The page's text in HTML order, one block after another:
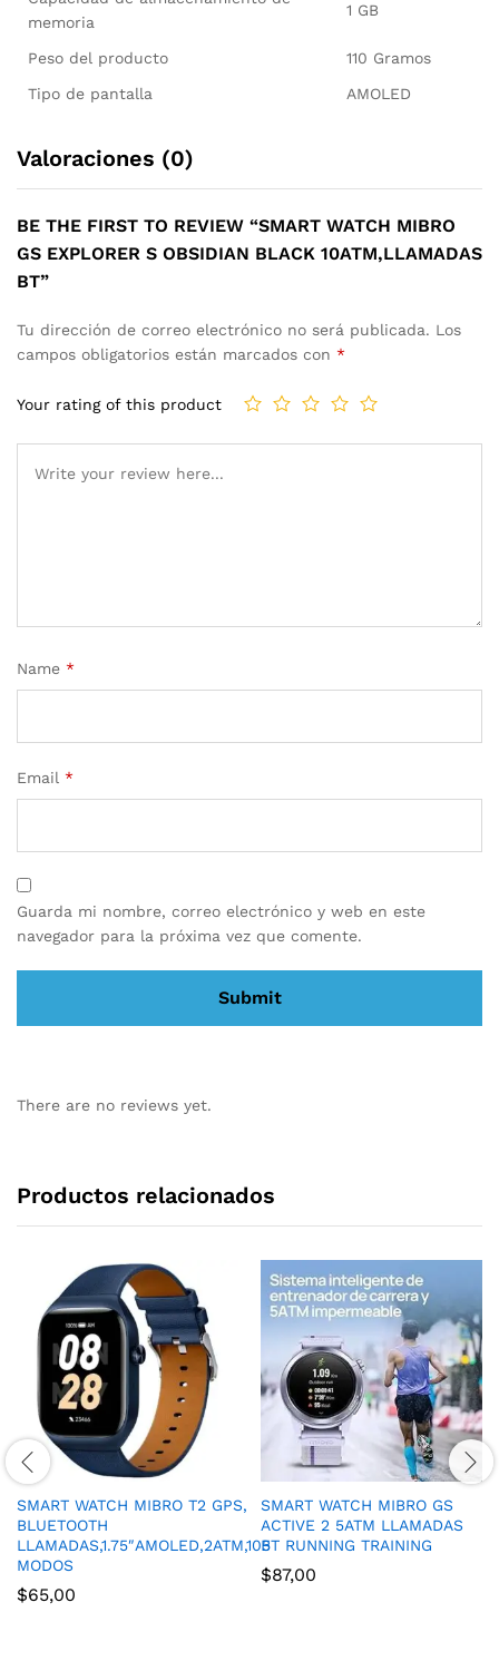
memoria
1 GB
Peso del producto
110 Gramos
Tipo de pantalla
AMOLED
Valoraciones (0)
BE THE FIRST TO REVIEW “SMART WATCH MIBRO
GS EXPLORER S OBSIDIAN BLACK 10ATM,LLAMADAS
BT”
Tu dirección de correo electrónico no será publicada. Los
campos obligatorios están marcados con *
Your rating of this product
Name *
Email *
Guarda mi nombre, correo electrónico y web en este
navegador para la próxima vez que comente.
There are no reviews yet.
Productos relacionados
SMART WATCH MIBRO T2 GPS,
BLUETOOTH
LLAMADAS,1.75″AMOLED,2ATM,105
MODOS
$65,00
SMART WATCH MIBRO GS
ACTIVE 2 5ATM LLAMADAS
BT RUNNING TRAINING
$87,00